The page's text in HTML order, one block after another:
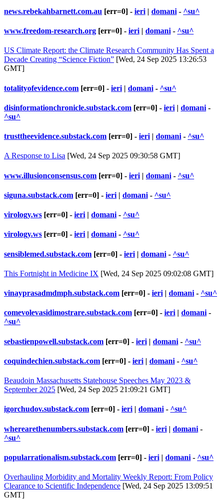
news.rebekahbarnett.com.au [err=0] - ieri | domani - ^su^
www.freedom-research.org [err=0] - ieri | domani - ^su^
US Climate Report: the Climate Research Community Has Spent a
Decade Creating “Science Fiction” [Wed, 24 Sep 2025 13:26:53
GMT]
totalityofevidence.com [err=0] - ieri | domani - ^su^
disinformationchronicle.substack.com [err=0] - ieri | domani -
^su^
trusttheevidence.substack.com [err=0] - ieri | domani - ^su^
A Response to Lisa [Wed, 24 Sep 2025 09:30:58 GMT]
www.illusionconsensus.com [err=0] - ieri | domani - ^su^
siguna.substack.com [err=0] - ieri | domani - ^su^
virology.ws [err=0] - ieri | domani - ^su^
virology.ws [err=0] - ieri | domani - ^su^
sensiblemed.substack.com [err=0] - ieri | domani - ^su^
This Fortnight in Medicine IX [Wed, 24 Sep 2025 09:02:08 GMT]
vinayprasadmdmph.substack.com [err=0] - ieri | domani - ^su^
comevolevasidimostrare.substack.com [err=0] - ieri| domani-
^su^
sebastienpowell.substack.com [err=0] - ieri | domani - ^su^
coquindechien.substack.com [err=0] - ieri | domani - ^su^
Beaudoin Massachusetts Statehouse Speeches May 2023 &
September 2025 [Wed, 24 Sep 2025 21:09:21 GMT]
igorchudov.substack.com [err=0] - ieri| domani- ^su^
wherearethenumbers.substack.com [err=0] - ieri | domani -
^su^
popularrationalism.substack.com [err=0] - ieri | domani - ^su^
Overhauling Morbidity and Mortality Weekly Report: From Policy
Clearance to Scientific Independence [Wed, 24 Sep 2025 13:09:51
GMT]